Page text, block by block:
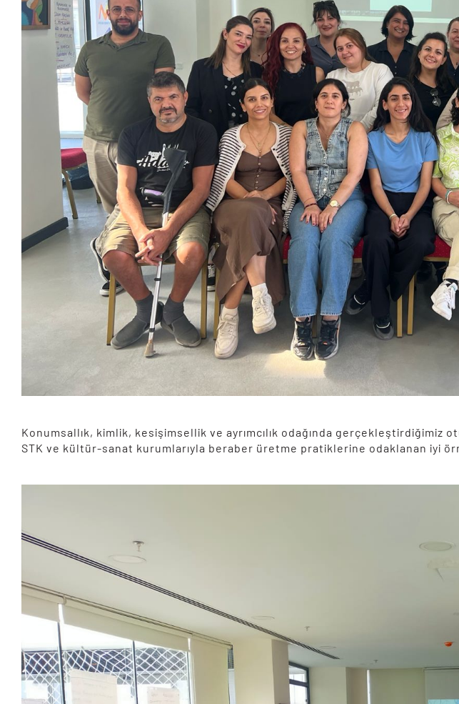
Konumsallık, kimlik, kesişimsellik ve ayrımcılık odağında gerçekleştirdiğimiz
STK ve kültür-sanat kurumlarıyla beraber üretme pratiklerine odaklanan iyi